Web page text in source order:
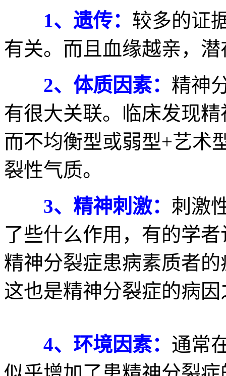
1、遗传： 较多的证
有关。而且血缘越亲，
2、体质因素： 精神
有很大关联。临床发现
而不均衡型或弱型+艺术
裂性气质。
3、精神刺激： 刺激
了些什么作用，有的学
精神分裂症患病素质者
这也是精神分裂症的病因
4、环境因素： 通常